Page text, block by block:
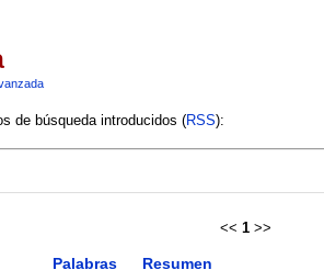
de búsqueda introducidos (RSS):
<< 1 >>
Palabras
Resumen